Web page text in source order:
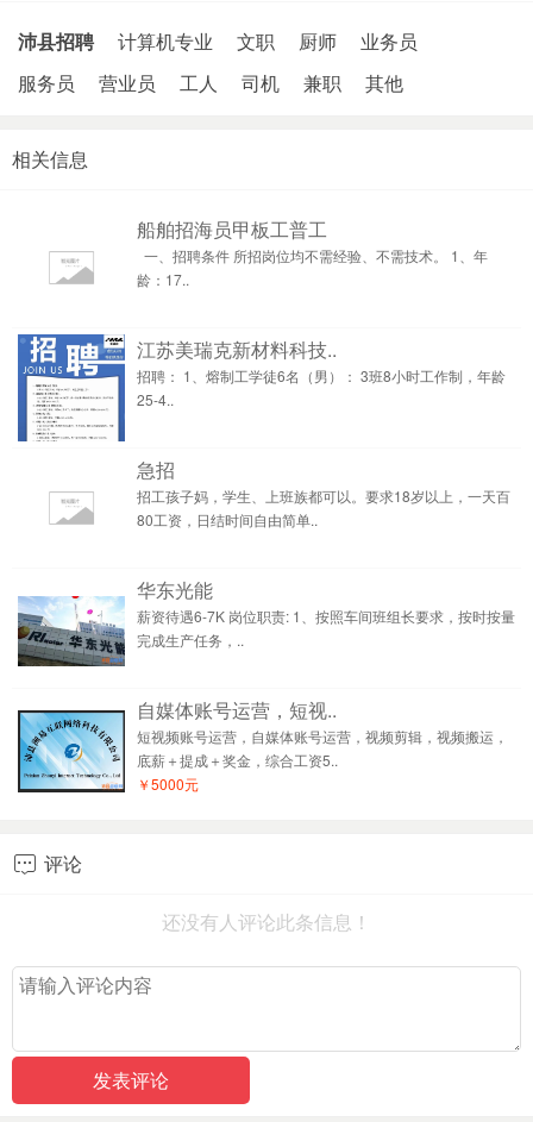
沛县招聘 计算机专业 文职 厨师
业务员
服务员
营业员 工人 司机 兼职 其他
相关信息
船舶招海员甲板工普工
一、招聘条件 所招岗位均不需经验、不需技术。 1、年
龄：17..
江苏美瑞克新材料科技..
招聘： 1、熔制工学徒6名（男）： 3班8小时工作制，年龄
25-4..
急招
招工孩子妈，学生、上班族都可以。要求18岁以上，一天百
80工资，日结时间自由简单..
华东光能
薪资待遇6-7K 岗位职责: 1、按照车间班组长要求，按时按量
完成生产任务，..
自媒体账号运营，短视..
短视频账号运营，自媒体账号运营，视频剪辑，视频搬运，
底薪＋提成＋奖金，综合工资5..
￥5000元
 评论
还没有人评论此条信息！